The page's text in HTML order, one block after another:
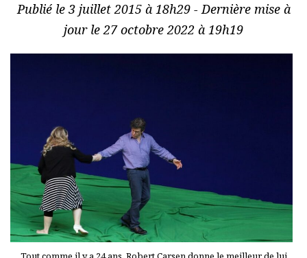
Publié le 3 juillet 2015 à 18h29 - Dernière mise à
jour le 27 octobre 2022 à 19h19